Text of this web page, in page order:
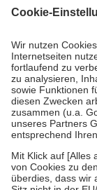
gesetzliche
Kosten dafür, der
Grundsätzlich
Prozent des
höchstens zehn
Kosten der
Diese Regeln
Bei Heilmitteln und
Zuzahlung zehn
Verordnung.
Um das
stärken und die